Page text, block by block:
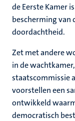
de Eerste Kamer
bescherming van
doordachtheid.
Zet met andere
in de
staatscommissie
voorstellen een
ontwikkeld
democratisch